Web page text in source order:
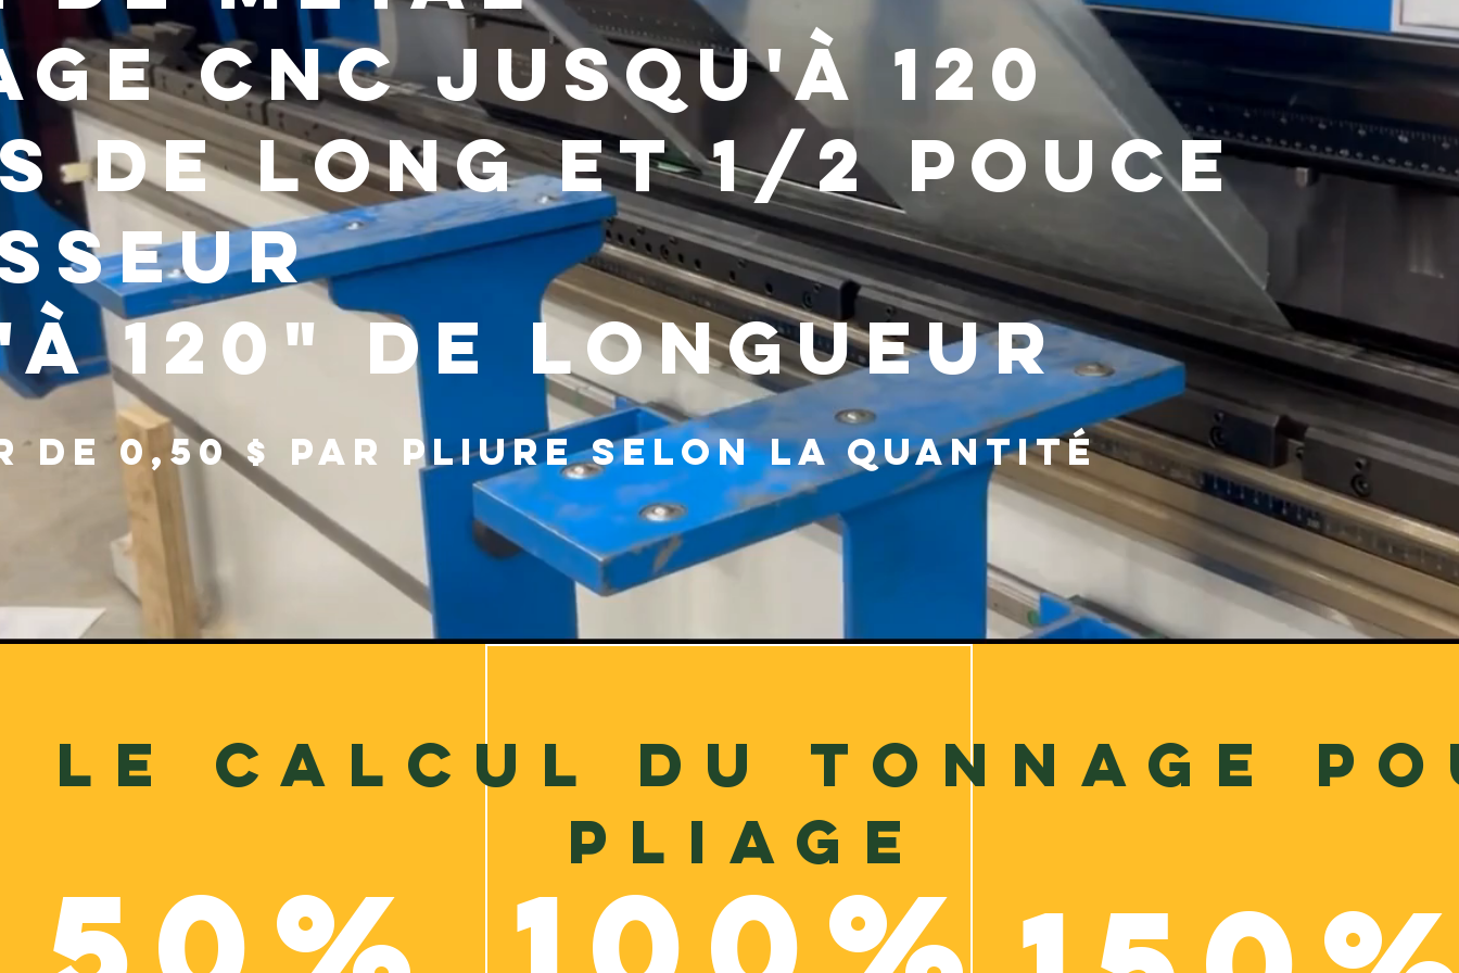
CNC jusqu'à 120
de long et 1/2 pouce
120" de longueur
de 0,50 $ par pliure selon la quantité
le calcul du tonnage
pliage